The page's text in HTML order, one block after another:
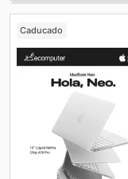
Caducado